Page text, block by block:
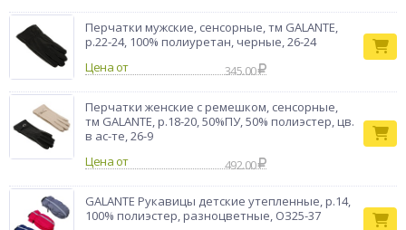
Перчатки мужские, сенсорные, тм GALANTE,
р.22-24, 100% полиуретан, черные, 26-24
Цена от
345.00
Перчатки женские с ремешком, сенсорные,
тм GALANTE, р.18-20, 50%ПУ, 50% полиэстер, цв.
в ас-те, 26-9
Цена от
492.00
GALANTE Рукавицы детские утепленные, р.14,
100% полиэстер, разноцветные, ОЗ25-37